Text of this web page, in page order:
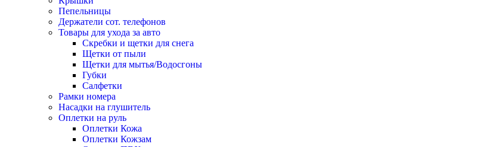
Пепельницы
Держатели сот. телефонов
Товары для ухода за авто
Скребки и щетки для снега
Щетки от пыли
Щетки для мытья/Водосгоны
Губки
Салфетки
Рамки номера
Насадки на глушитель
Оплетки на руль
Оплетки Кожа
Оплетки Кожзам